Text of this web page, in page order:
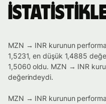
MZN → INR kurunun
1,5231, en düşük 1,4885
1,5060 oldu. MZN → INR
değerindeydi.
MZN → INR kurunun